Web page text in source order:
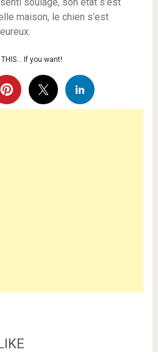
maison, le chien s’est
THIS… If you want!